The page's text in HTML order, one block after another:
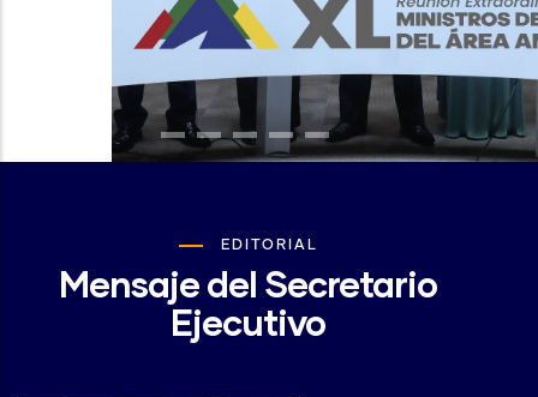
EDITORIAL
Mensaje del Secretario
Ejecutivo